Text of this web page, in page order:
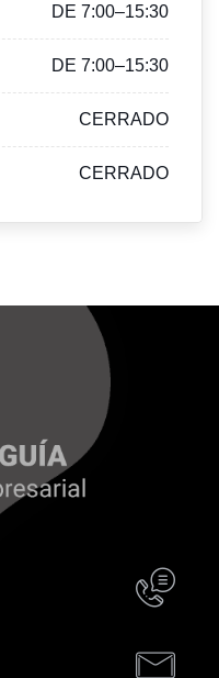
DE 7:00–15:30
DE 7:00–15:30
CERRADO
CERRADO